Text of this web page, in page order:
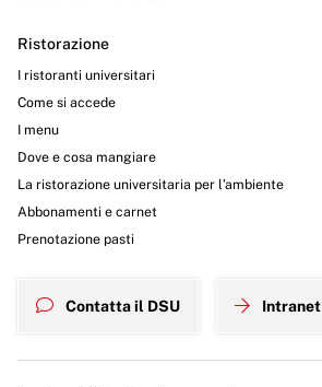
Ristorazione
I ristoranti universitari
Come si accede
I menu
Dove e cosa mangiare
La ristorazione universitaria per l’ambiente
Abbonamenti e carnet
Prenotazione pasti
Contatta il DSU Intranet